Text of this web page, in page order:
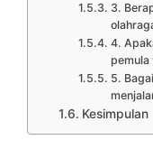
3.
4.
pemula
5.
Kesimpulan